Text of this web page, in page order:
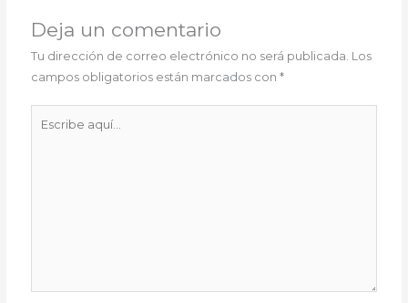
Deja un comentario
Tu dirección de correo electrónico no será publicada. Los
campos obligatorios están marcados con*